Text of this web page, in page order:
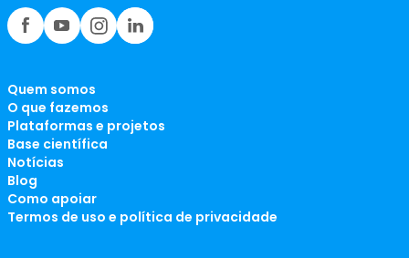
Quem somos
O que fazemos
Plataformas e projetos
Base científica
Notícias
Blog
Como apoiar
Termos de uso e política de privacidade